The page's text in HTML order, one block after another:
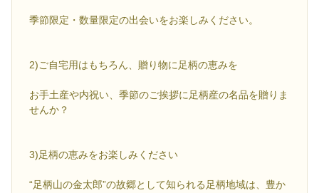
季節限定・数量限定の出会いをお楽しみください。
2)ご自宅用はもちろん、贈り物に足柄の恵みを
お手土産や内祝い、季節のご挨拶に足柄産の名品を贈りま
せんか？
3)足柄の恵みをお楽しみください
“足柄山の金太郎”の故郷として知られる足柄地域は、豊か